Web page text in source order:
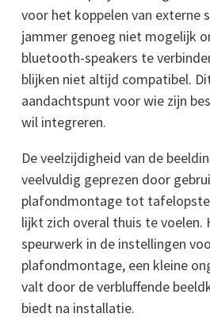
voor het koppelen van externe
jammer genoeg niet mogelijk
bluetooth-speakers te
blijken niet altijd compatibel.
aandachtspunt voor wie zijn
wil integreren.
De veelzijdigheid van de
veelvuldig geprezen door
plafondmontage tot
lijkt zich overal thuis te
speurwerk in de instellingen
plafondmontage, een kleine
valt door de verbluffende
biedt na installatie.